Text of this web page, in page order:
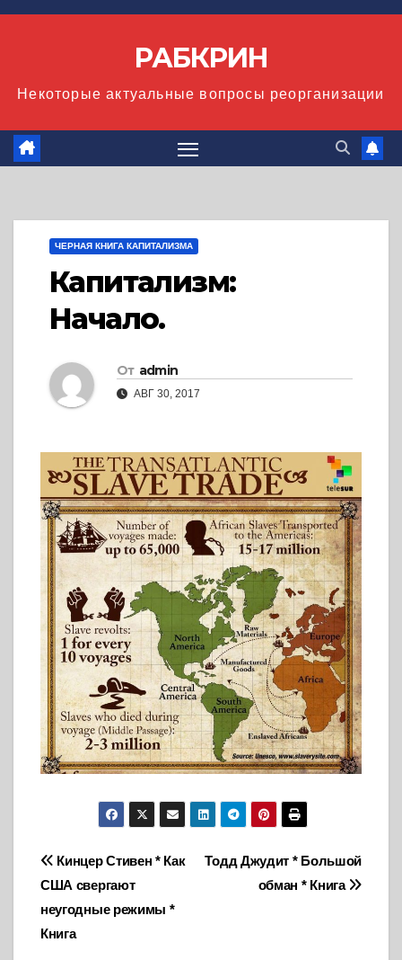
Перейти
РАБКРИН
Некоторые актуальные вопросы реорганизации
ЧЕРНАЯ КНИГА КАПИТАЛИЗМА
Капитализм:
Начало.
От admin
АВГ 30, 2017
Навигация
по
записям
Тодд Джудит * Большой
обман * Книга
Кинцер Стивен * Как
США свергают
неугодные режимы *
Книга